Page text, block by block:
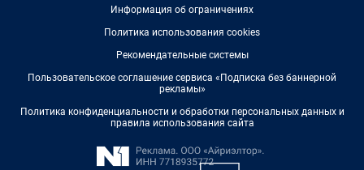
Информация об ограничениях
Политика использования cookies
Рекомендательные системы
Пользовательское соглашение сервиса «Подписка без баннерной
рекламы»
Политика конфиденциальности и обработки персональных данных и
правила использования сайта